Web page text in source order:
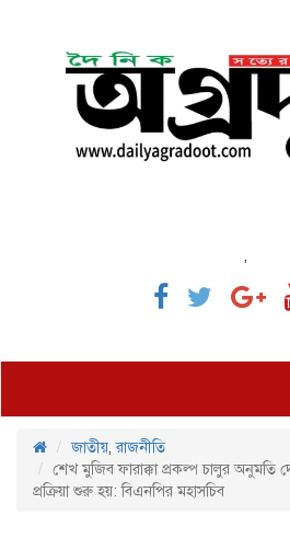
,
জাতীয়,রাজনীতি
শেখ মুজিব ফারাক্কা প্রকল্প চালুর অনুমতি
প্রক্রিয়া শুরু হয়: বিএনপির মহাসচিব